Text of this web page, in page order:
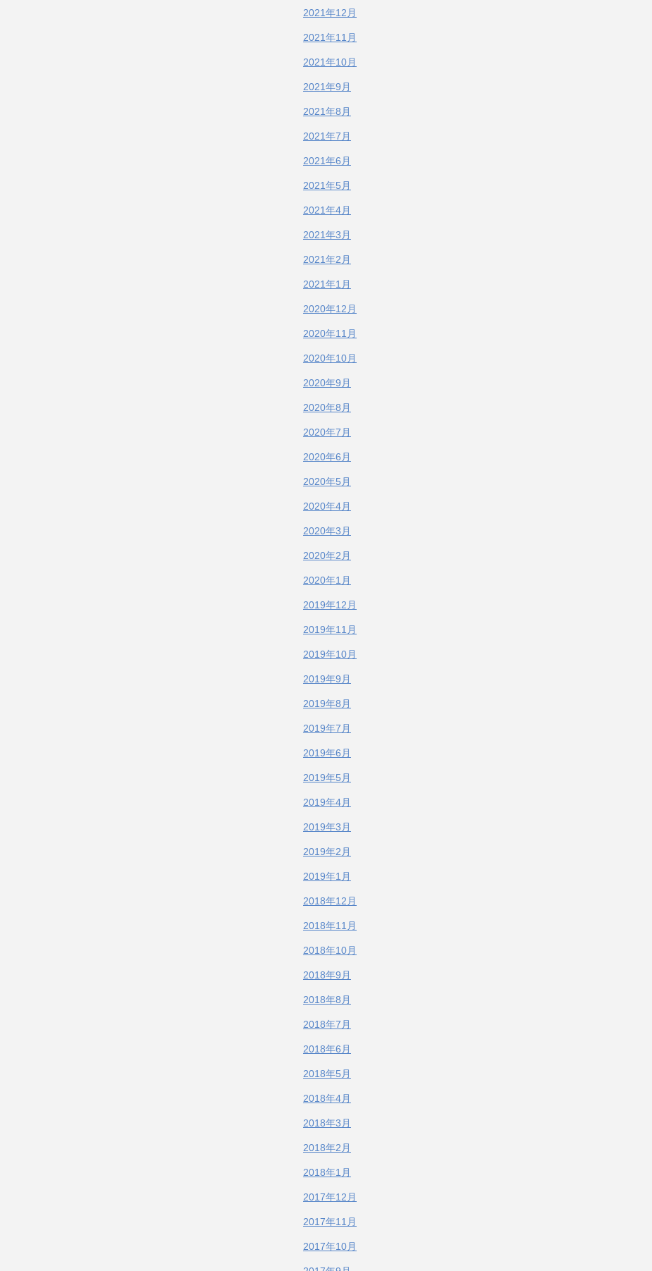
2021年12月
2021年11月
2021年10月
2021年9月
2021年8月
2021年7月
2021年6月
2021年5月
2021年4月
2021年3月
2021年2月
2021年1月
2020年12月
2020年11月
2020年10月
2020年9月
2020年8月
2020年7月
2020年6月
2020年5月
2020年4月
2020年3月
2020年2月
2020年1月
2019年12月
2019年11月
2019年10月
2019年9月
2019年8月
2019年7月
2019年6月
2019年5月
2019年4月
2019年3月
2019年2月
2019年1月
2018年12月
2018年11月
2018年10月
2018年9月
2018年8月
2018年7月
2018年6月
2018年5月
2018年4月
2018年3月
2018年2月
2018年1月
2017年12月
2017年11月
2017年10月